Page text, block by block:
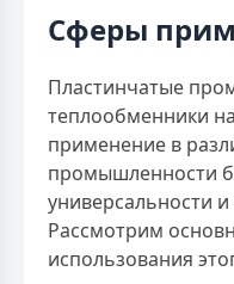
Сферы
Пластинчатые
теплообменники
применение в
промышленности
универсальности
Рассмотрим
использования